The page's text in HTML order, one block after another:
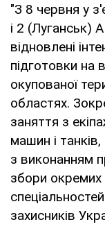
"З 8 червня у
і 2 (Луганськ)
відновлені
підготовки на
окупованої
областях.
заняття з
машин і
з виконанням
збори окремих
захисників